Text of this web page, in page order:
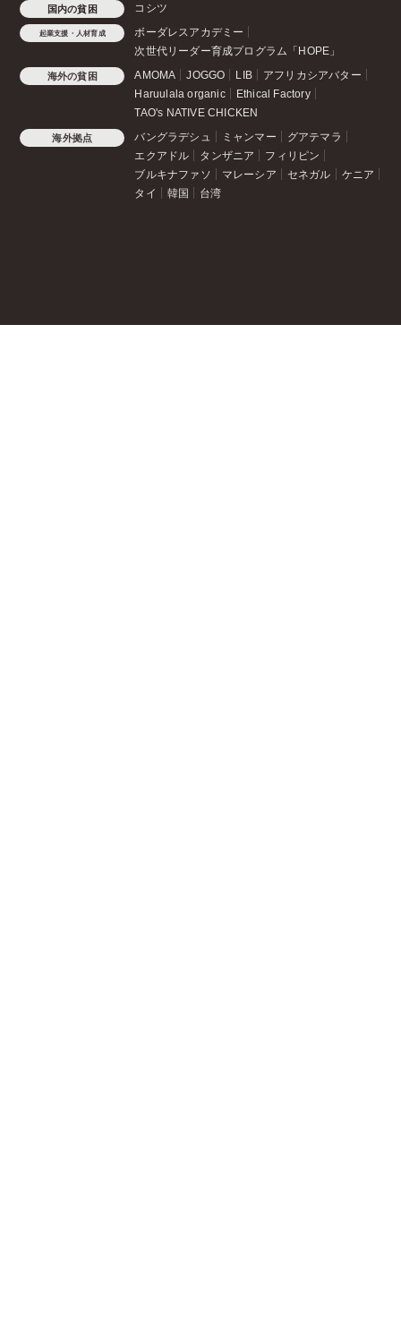
国内の貧困 コシツ
起業支援・人材育成
ボーダレスアカデミー
次世代リーダー育成プログラム「HOPE」
海外の貧困 AMOMA JOGGO LIB
アフリカシアバター
Haruulala organic
Ethical Factory
TAO's NATIVE CHICKEN
海外拠点 バングラデシュ ミャンマー
グアテマラ
エクアドル
タンザニア
フィリピン
ブルキナファソ
マレーシア セネガル
ケニア
タイ
韓国 台湾